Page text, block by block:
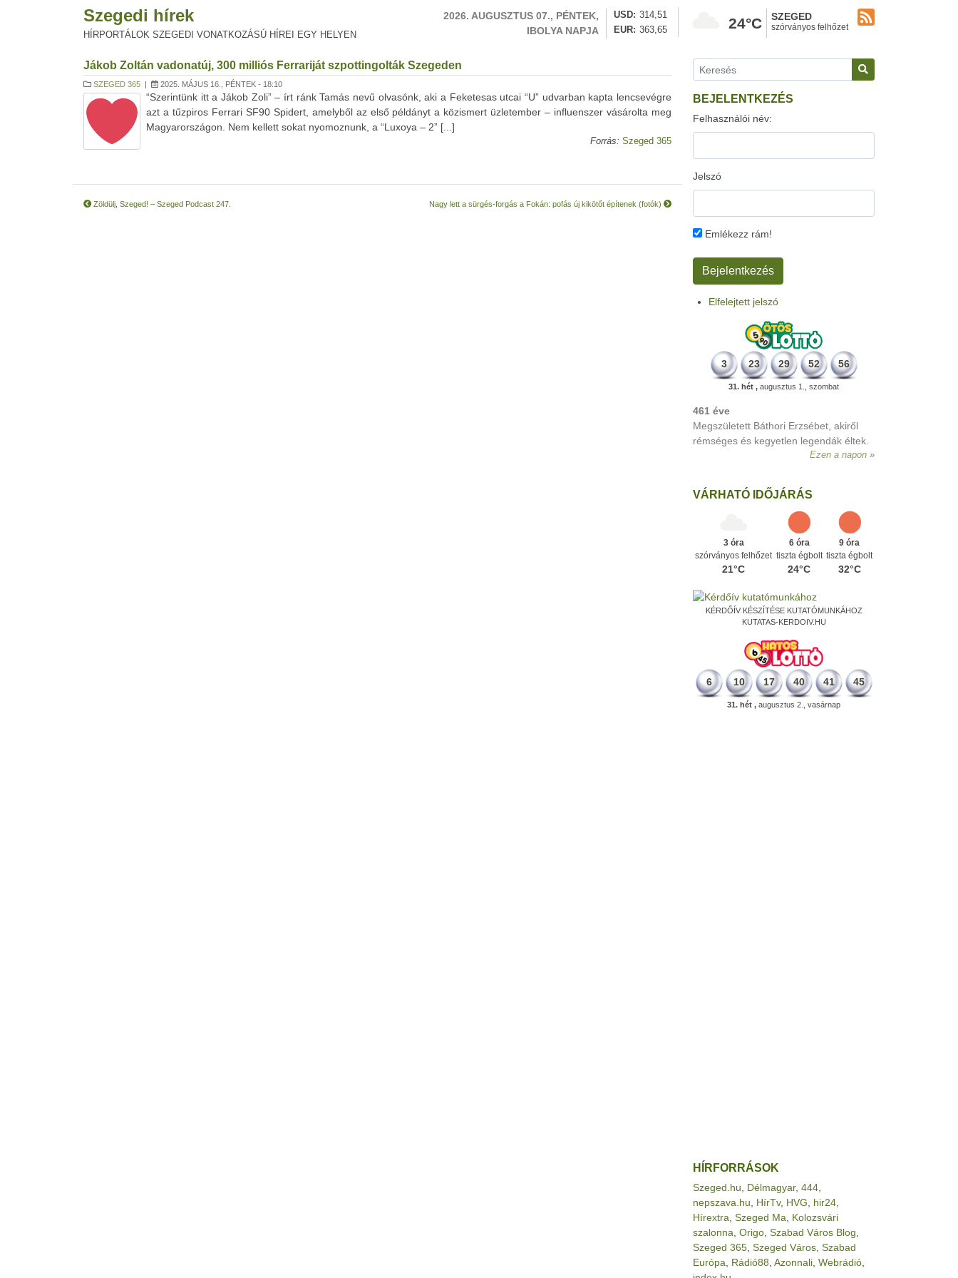
Szegedi hírek
HÍRPORTÁLOK SZEGEDI VONATKOZÁSÚ HÍREI EGY HELYEN
2026. AUGUSZTUS 07., PÉNTEK,
IBOLYA NAPJA
USD
314,51
EUR
363,65 24°C SZEGED
szórványos felhőzet
Jákob Zoltán vadonatúj, 300 milliós Ferrariját szpottingolták Szegeden
SZEGED 365 | 2025. MÁJUS 16., PÉNTEK - 18:10
“Szerintünk itt a Jákob Zoli” – írt ránk Tamás nevű olvasónk, aki a Feketesas utcai “U” udvarban kapta lencsevégre
azt a tűzpiros Ferrari SF90 Spidert, amelyből az első példányt a közismert üzletember – influenszer vásárolta meg
Magyarországon. Nem kellett sokat nyomoznunk, a “Luxoya – 2” [...]
Forrás: Szeged 365
Zöldülj, Szeged! – Szeged Podcast 247. Nagy lett a sürgés-forgás a Fokán: pofás új kikötőt építenek (fotók)
BEJELENTKEZÉS
Felhasználói név:
Jelszó
Emlékezz rám!
Elfelejtett jelszó
3 23 29 52 56
31. hét , augusztus 1., szombat
VÁRHATÓ IDŐJÁRÁS
3 óra
szórványos felhőzet
21°C
6 óra
tiszta égbolt
24°C
9 óra
tiszta égbolt
32°C
KÉRDŐÍV KÉSZÍTÉSE KUTATÓMUNKÁHOZ
KUTATAS-KERDOIV.HU
6 10 17 40 41 45
31. hét , augusztus 2., vasárnap
HÍRFORRÁSOK
Szeged.hu Délmagyar, 444
nepszava.hu
HírTv, HVG hir24
Hírextra Szeged Ma
Kolozsvári
szalonna Origo Szabad Város Blog
Szeged 365 Szeged Város Szabad
Európa
Rádió88 Azonnali Webrádió